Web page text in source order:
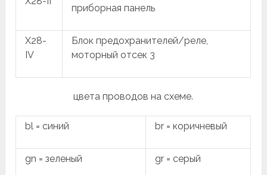
приборная панель
X28-
IV
Блок предохранителей/реле,
моторный отсек 3
цвета проводов на схеме.
bl = синий br = коричневый
gn = зеленый gr = серый